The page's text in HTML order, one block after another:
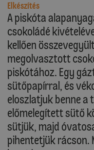
Elkészítés
A piskóta
csokoládé
kellően
megolvasztott
piskótához. Egy
sütőpapírral, és
eloszlatjuk benne a
előmelegített sütő
sütjük, majd
pihentetjük rácson.